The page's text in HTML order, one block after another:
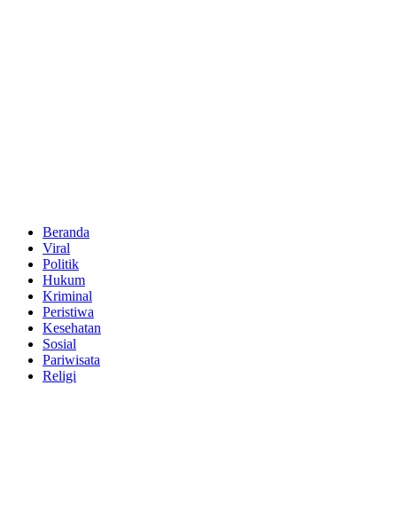
Beranda
Viral
Politik
Hukum
Kriminal
Peristiwa
Kesehatan
Sosial
Pariwisata
Religi